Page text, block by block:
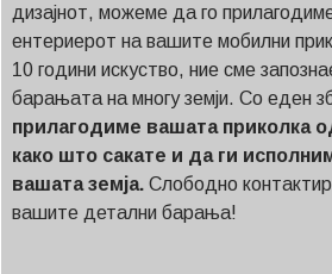
дизајнот, можеме да го
ентериерот на вашите мобилни
10 години искуство, ние сме
барањата на многу земји. Со еден
прилагодиме вашата приколка
како што сакате и да ги
вашата земја. Слободно
вашите детални барања!